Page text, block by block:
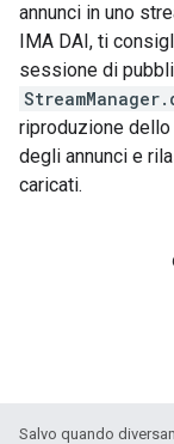
annunci in uno
IMA DAI, ti
sessione di
riproduzione
degli annunci e
caricati.
Salvo quando